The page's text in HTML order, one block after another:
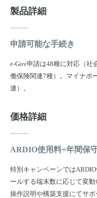
製品詳細
申請可能な手続き
e-Gov申請は48種に対応（社
働保険関連7種）。マイナポ
連）。
価格詳細
ARDIO使用料+年間保
特別キャンペーンでは
ールする端末数に応じて変
操作説明や構築支援にてサ